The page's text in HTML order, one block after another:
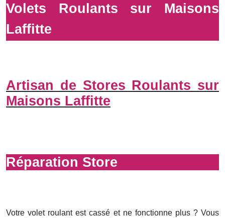
Volets Roulants sur Maisons
Laffitte
Artisan de Stores Roulants sur
Maisons Laffitte
Réparation Store
Votre volet roulant est cassé et ne fonctionne plus ? Vous